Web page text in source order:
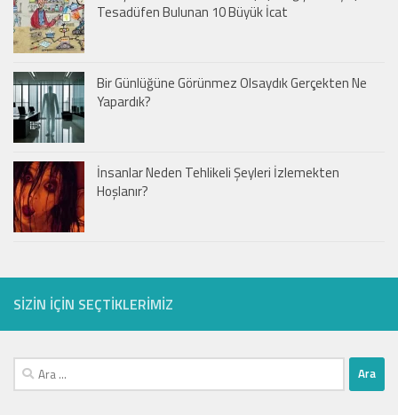
Tesadüfen Bulunan 10 Büyük İcat
Bir Günlüğüne Görünmez Olsaydık Gerçekten Ne
Yapardık?
İnsanlar Neden Tehlikeli Şeyleri İzlemekten
Hoşlanır?
SIZIN IÇIN SEÇTIKLERIMIZ
Arama: